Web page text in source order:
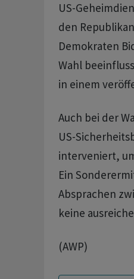
US-
den
Demokraten
Wahl
in einem
Auch bei der
US-
interveniert,
Ein
Absprachen
keine
(AWP)